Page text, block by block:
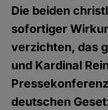
Die beiden
sofortiger
verzichten, das
und Kardinal
deutschen